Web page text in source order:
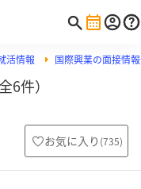
活情報 国際興業の面接情
6件）
お気に入り (735)